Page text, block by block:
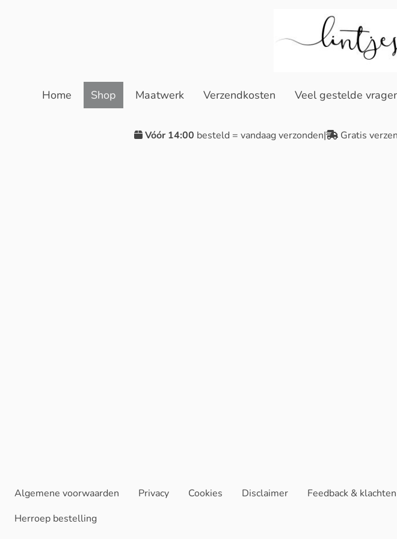
Home Shop Maatwerk Verzendkosten Veel gestelde
Vóór 14:00 besteld = vandaag verzonden| Gratis
Algemene voorwaarden Privacy Cookies Disclaimer Feedback & klachten
Herroep bestelling